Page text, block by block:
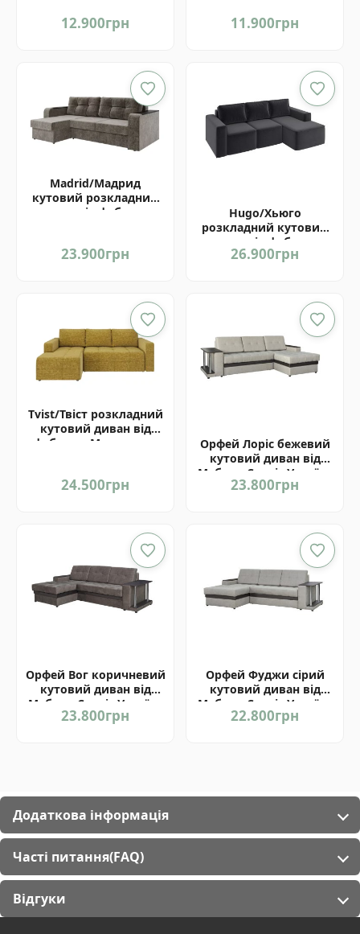
12.900грн 11.900грн
Madrid/Мадрид
кутовий розкладний
диван від фабрики
23.900грн
Hugo/Хьюго
розкладний кутовий
диван від фабрики
Матролюкс Україна
26.900грн
Tvist/Твіст розкладний
кутовий диван від
фабрики Матролюкс
24.500грн
Орфей Лоріс бежевий
кутовий диван від
Мебель-Сервіс Україна
23.800грн
Орфей Вог коричневий
кутовий диван від
Мебель-Сервіс Україна
23.800грн
Орфей Фуджи сірий
кутовий диван від
Мебель-Сервіс Україна
22.800грн
Додаткова інформація
Часті питання(FAQ)
Відгуки